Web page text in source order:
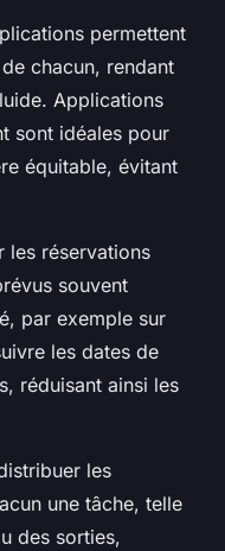
permettent
chacun, rendant
Applications
sont idéales pour
équitable, évitant
les réservations
souvent
par exemple sur
les dates de
réduisant ainsi les
les
une tâche, telle
des sorties,